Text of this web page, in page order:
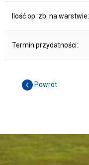
Ilość op. zb. na warstwie:
Termin przydatności:
Powrót